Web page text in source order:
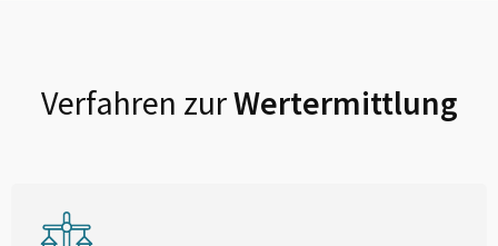
Verfahren zurWertermittlung